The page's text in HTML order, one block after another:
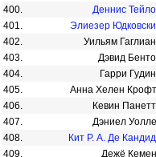
400.
Деннис
401.
Элиезер
402.
Уильям
403.
Дэвид
404.
Гарри
405.
Анна Хелен
406.
Кевин
407.
Дэниел
408.
Кит Р. А. Де
409.
Дежё